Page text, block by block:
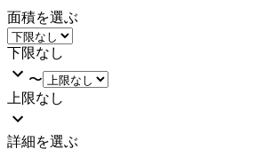
面積を選ぶ
下限なし
〜
上限なし
詳細を選ぶ